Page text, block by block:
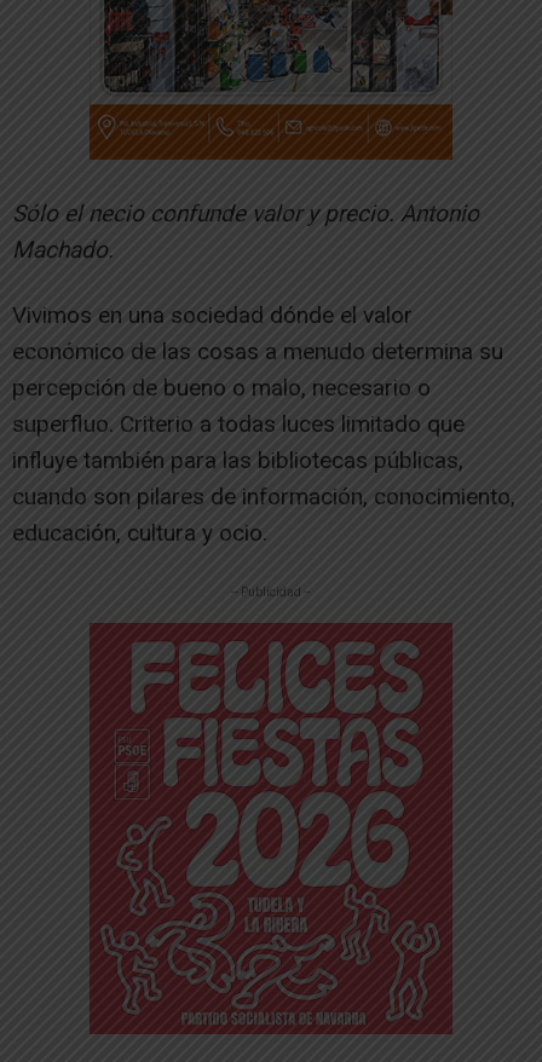
Sólo el necio confunde valor y precio. Antonio
Machado.
Vivimos en una sociedad dónde el valor
económico de las cosas a menudo determina su
percepción de bueno o malo, necesario o
superfluo. Criterio a todas luces limitado que
influye también para las bibliotecas públicas,
cuando son pilares de información, conocimiento,
educación, cultura y ocio.
-- Publicidad --